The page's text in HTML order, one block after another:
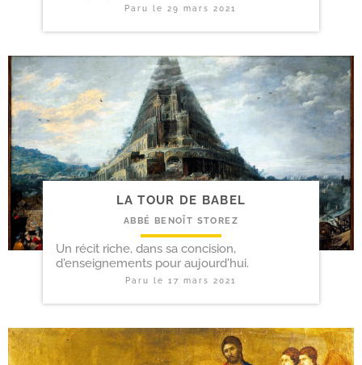
Paru le29 mars 2021
LA TOUR DE BABEL
ABBÉ BENOÎT STOREZ
Un récit riche, dans sa concision,
d'enseignements pour aujourd'hui.
Paru le 17 mars 2021